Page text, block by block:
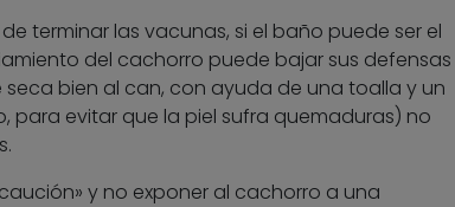
terminar las vacunas, si el baño puede ser el
del cachorro puede bajar sus defensas
seca bien al can, con ayuda de una toalla y un
para evitar que la piel sufra quemaduras) no
y no exponer al cachorro a una